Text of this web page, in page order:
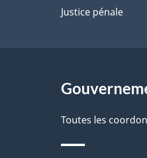
p
e
Justice pénale
Toutes les